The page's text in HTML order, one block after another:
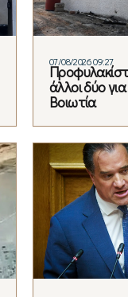
07/08/2026 09:27
άλλοι δύο
Βοιωτία